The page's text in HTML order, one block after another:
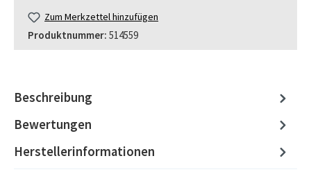
Zum Merkzettel hinzufügen
Produktnummer: 514559
Beschreibung
Bewertungen
Herstellerinformationen